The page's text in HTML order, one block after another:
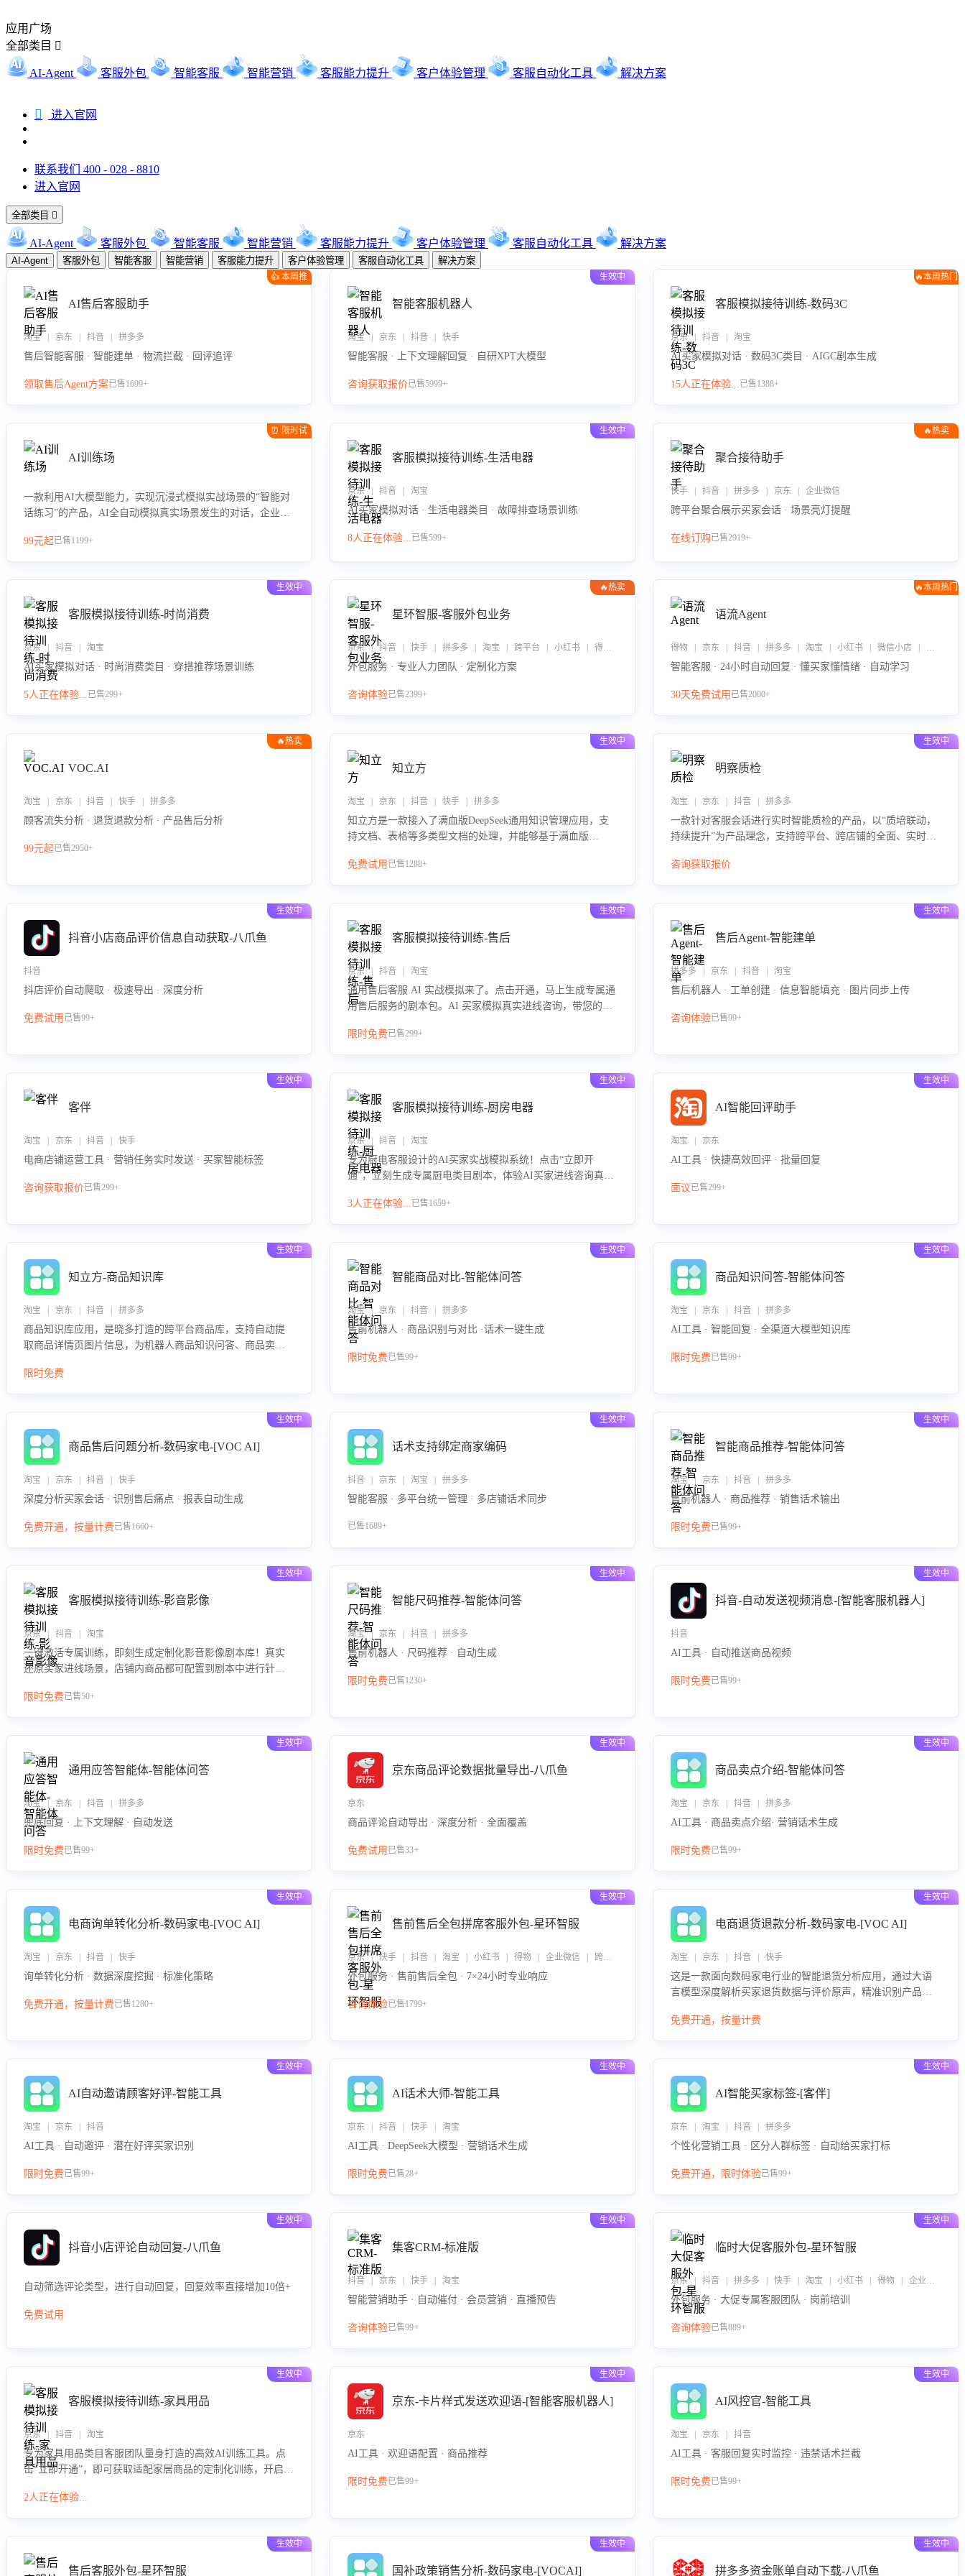
应用广场
全部类目 
AI-Agent 客服外包 智能客服 智能营销 客服能力提升 客户体验管理 客服自动化工具 解决方案
 进入官网
联系我们 400 - 028 - 8810
进入官网
全部类目 
AI-Agent 客服外包 智能客服 智能营销 客服能力提升 客户体验管理 客服自动化工具 解决方案
AI-Agent 客服外包 智能客服 智能营销 客服能力提升 客户体验管理 客服自动化工具 解决方案
👍 本周推
AI售后客服助手
淘宝 | 京东 | 抖音 | 拼多多
售后智能客服 · 智能建单 · 物流拦截 · 回评追评
领取售后Agent方案已售1699+
生效中
智能客服机器人
淘宝 | 京东 | 抖音 | 快手
智能客服 · 上下文理解回复 · 自研XPT大模型
咨询获取报价已售5999+
🔥本周热门
客服模拟接待训练-数码3C
京东 | 抖音 | 淘宝
AI买家模拟对话 · 数码3C类目 · AIGC剧本生成
15人正在体验...已售1388+
⏰ 限时试
AI训练场
一款利用AI大模型能力，实现沉浸式模拟实战场景的“智能对
话练习”的产品，AI全自动模拟真实场景发生的对话，企业可
力。
99元起已售1199+
生效中
客服模拟接待训练-生活电器
京东 | 抖音 | 淘宝
AI买家模拟对话 · 生活电器类目 · 故障排查场景训练
8人正在体验...已售599+
🔥热卖
聚合接待助手
快手 | 抖音 | 拼多多 | 京东 | 企业微信
跨平台聚合展示买家会话 · 场景亮灯提醒
在线订购已售2919+
生效中
客服模拟接待训练-时尚消费
京东 | 抖音 | 淘宝
AI买家模拟对话 · 时尚消费类目 · 穿搭推荐场景训练
5人正在体验...已售299+
🔥热卖
星环智服-客服外包业务
京东 | 抖音 | 快手 | 拼多多 | 淘宝 | 跨平台 | 小红书 | 得物 | 企业微信
外包服务 · 专业人力团队 · 定制化方案
咨询体验已售2399+
🔥本周热门
语流Agent
得物 | 京东 | 抖音 | 拼多多 | 淘宝 | 小红书 | 微信小店 | 快手 | 唯品会
智能客服 · 24小时自动回复 · 懂买家懂情绪 · 自动学习
30天免费试用 已售2000+
🔥热卖
VOC.AI
淘宝 | 京东 | 抖音 | 快手 | 拼多多
顾客流失分析 · 退货退款分析 · 产品售后分析
99元起已售2950+
生效中
知立方
淘宝 | 京东 | 抖音 | 快手 | 拼多多
知立方是一款接入了满血版DeepSeek通用知识管理应用，支
持文档、表格等多类型文档的处理，并能够基于满血版
识支持，帮助用户高效管理和利用知识资源。通过该产品，
免费试用 已售1288+
生效中
明察质检
淘宝 | 京东 | 抖音 | 拼多多
一款针对客服会话进行实时智能质检的产品，以“质培联动，
持续提升”为产品理念，支持跨平台、跨店铺的全面、实时、
团队的销服能力。
咨询获取报价
生效中
抖音小店商品评价信息自动获取-八爪鱼
抖音
抖店评价自动爬取 · 极速导出 · 深度分析
免费试用 已售99+
生效中
客服模拟接待训练-售后
京东 | 抖音 | 淘宝
通用售后客服 AI 实战模拟来了。点击开通，马上生成专属通
用售后服务的剧本包。AI 买家模拟真实进线咨询，带您的客
对要点，轻松提升服务能力。
限时免费已售299+
生效中
售后Agent-智能建单
拼多多 | 京东 | 抖音 | 淘宝
售后机器人 · 工单创建 · 信息智能填充 · 图片同步上传
咨询体验已售99+
生效中
客伴
淘宝 | 京东 | 抖音 | 快手
电商店铺运营工具 · 营销任务实时发送 · 买家智能标签
咨询获取报价已售299+
生效中
客服模拟接待训练-厨房电器
京东 | 抖音 | 淘宝
专为厨电客服设计的AI买家实战模拟系统！点击“立即开
通”，立刻生成专属厨电类目剧本，体验AI买家进线咨询真实
景应对技巧！
3人正在体验...已售1659+
生效中
AI智能回评助手
淘宝 | 京东
AI工具 · 快捷高效回评 · 批量回复
面议已售299+
生效中
知立方-商品知识库
淘宝 | 京东 | 抖音 | 拼多多
商品知识库应用，是晓多打造的跨平台商品库，支持自动提
取商品详情页图片信息，为机器人商品知识问答、商品卖点
限时免费
生效中
智能商品对比-智能体问答
淘宝 | 京东 | 抖音 | 拼多多
售前机器人 · 商品识别与对比 ·话术一键生成
限时免费已售99+
生效中
商品知识问答-智能体问答
淘宝 | 京东 | 抖音 | 拼多多
AI工具 · 智能回复 · 全渠道大模型知识库
限时免费已售99+
生效中
商品售后问题分析-数码家电-[VOC AI]
淘宝 | 京东 | 抖音 | 快手
深度分析买家会话 · 识别售后痛点 · 报表自动生成
免费开通，按量计费已售1660+
生效中
话术支持绑定商家编码
抖音 | 京东 | 淘宝 | 拼多多
智能客服 · 多平台统一管理 · 多店铺话术同步
已售1689+
生效中
智能商品推荐-智能体问答
淘宝 | 京东 | 抖音 | 拼多多
售前机器人 · 商品推荐 · 销售话术输出
限时免费已售99+
生效中
客服模拟接待训练-影音影像
京东 | 抖音 | 淘宝
一键激活专属训练，即刻生成定制化影音影像剧本库！真实
还原买家进线场景，店铺内商品都可配置到剧本中进行针对
击 “立即开通”，快速获取影音影像类目剧本，一键开启客服
限时免费已售50+
生效中
智能尺码推荐-智能体问答
淘宝 | 京东 | 抖音 | 拼多多
售前机器人 · 尺码推荐 · 自动生成
限时免费已售1230+
生效中
抖音-自动发送视频消息-[智能客服机器人]
抖音
AI工具 · 自动推送商品视频
限时免费已售99+
生效中
通用应答智能体-智能体问答
淘宝 | 京东 | 抖音 | 拼多多
兜底回复 · 上下文理解 · 自动发送
限时免费已售99+
生效中
京东商品评论数据批量导出-八爪鱼
京东
商品评论自动导出 · 深度分析 · 全面覆盖
免费试用 已售33+
生效中
商品卖点介绍-智能体问答
淘宝 | 京东 | 抖音 | 拼多多
AI工具 · 商品卖点介绍· 营销话术生成
限时免费已售99+
生效中
电商询单转化分析-数码家电-[VOC AI]
淘宝 | 京东 | 抖音 | 快手
询单转化分析 · 数据深度挖掘 · 标准化策略
免费开通，按量计费已售1280+
生效中
售前售后全包拼席客服外包-星环智服
京东 | 快手 | 抖音 | 淘宝 | 小红书 | 得物 | 企业微信 | 跨平台
外包服务 · 售前售后全包 · 7×24小时专业响应
咨询体验已售1799+
生效中
电商退货退款分析-数码家电-[VOC AI]
淘宝 | 京东 | 抖音 | 快手
这是一款面向数码家电行业的智能退货分析应用，通过大语
言模型深度解析买家退货数据与评价原声，精准识别产品质
改进建议，通过挖掘用户痛点驱动产品迭代，从根本上降低
免费开通，按量计费
生效中
AI自动邀请顾客好评-智能工具
淘宝 | 京东 | 抖音
AI工具 · 自动邀评 · 潜在好评买家识别
限时免费已售99+
生效中
AI话术大师-智能工具
京东 | 抖音 | 快手 | 淘宝
AI工具 · DeepSeek大模型 · 营销话术生成
限时免费已售28+
生效中
AI智能买家标签-[客伴]
京东 | 淘宝 | 抖音 | 拼多多
个性化营销工具 · 区分人群标签 · 自动给买家打标
免费开通，限时体验已售99+
生效中
抖音小店评论自动回复-八爪鱼
自动筛选评论类型，进行自动回复，回复效率直接增加10倍+
免费试用
生效中
集客CRM-标准版
抖音 | 京东 | 快手 | 淘宝
智能营销助手 · 自动催付 · 会员营销 · 直播预告
咨询体验已售99+
生效中
临时大促客服外包-星环智服
京东 | 抖音 | 拼多多 | 快手 | 淘宝 | 小红书 | 得物 | 企业微信
外包服务 · 大促专属客服团队 · 岗前培训
咨询体验已售889+
生效中
客服模拟接待训练-家具用品
京东 | 抖音 | 淘宝
专为家具用品类目客服团队量身打造的高效AI训练工具。点
击“立即开通”，即可获取适配家居商品的定制化训练，开启模
尺寸参数咨询等高频场景下的专业应对能力。
2人正在体验...
生效中
京东-卡片样式发送欢迎语-[智能客服机器人]
京东
AI工具 · 欢迎语配置 · 商品推荐
限时免费已售99+
生效中
AI风控官-智能工具
淘宝 | 京东 | 抖音
AI工具 · 客服回复实时监控 · 违禁话术拦截
限时免费已售99+
生效中
售后客服外包-星环智服
生效中
国补政策销售分析-数码家电-[VOCAI]
生效中
拼多多资金账单自动下载-八爪鱼